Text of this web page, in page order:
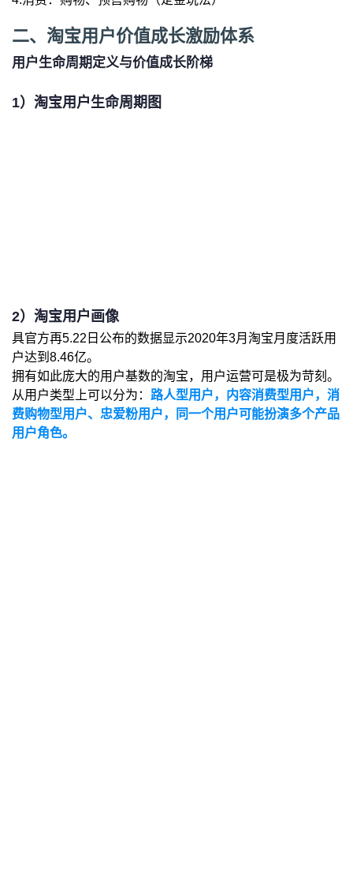
二、淘宝用户价值成长激励体系
用户生命周期定义与价值成长阶梯
1）淘宝用户生命周期图
2）淘宝用户画像
具官方再5.22日公布的数据显示2020年3月淘宝月度活跃用
户达到8.46亿。
拥有如此庞大的用户基数的淘宝，用户运营可是极为苛刻。
从用户类型上可以分为： 路人型用户，内容消费型用户，消
费购物型用户、忠爱粉用户，同一个用户可能扮演多个产品
用户角色。